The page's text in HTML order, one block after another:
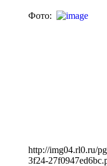
Фото:
http://img04.rl0.ru/
3f24-